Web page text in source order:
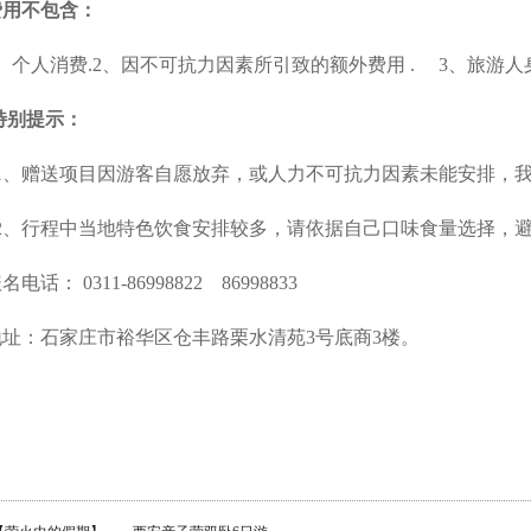
不包含：
个人消费.2、因不可抗力因素所引致的额外费用 . 3、旅游人
提示：
赠送项目因游客自愿放弃，或人力不可抗力因素未能安排，
行程中当地特色饮食安排较多，请依据自己口味食量选择，
电话： 0311-86998822 86998833
：石家庄市裕华区仓丰路栗水清苑3号底商3楼。